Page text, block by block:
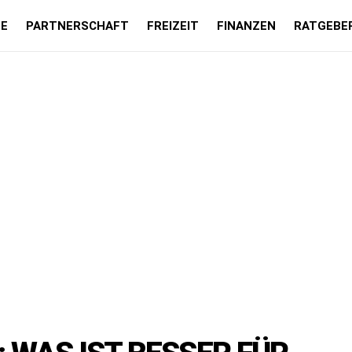
PARTNERSCHAFT FREIZEIT FINANZEN